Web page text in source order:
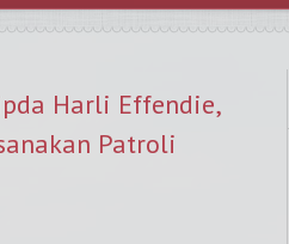
Harli Effendie,
Patroli